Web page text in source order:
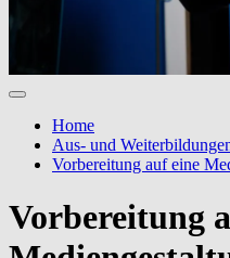
Home
Aus- und
Vorbereitung auf eine
Vorbereitung